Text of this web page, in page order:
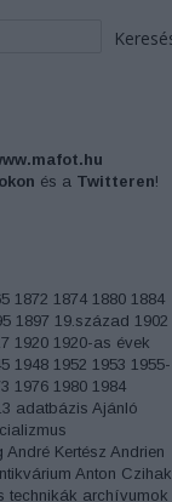
és a Twitteren!
1872 1874 1880 1884
1897 19.század 1902
1920 1920-as évek
1948 1952 1953 1955-
1976 1980 1984
adatbázis Ajánló
André Kertész Andrien
Anton Czihak
technikák archívumok